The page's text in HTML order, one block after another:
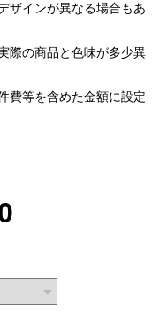
ザインが異なる場合もあ
際の商品と色味が多少異
費等を含めた金額に設定